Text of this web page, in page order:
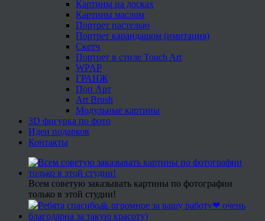
Картины на досках
Картины маслом
Портрет пастелью
Портрет карандашом (имитация)
Скетч
Портрет в стиле Touch Art
WPAP
ГРАНЖ
Поп Арт
Art Brush
Модульные картины
3D фигурка по фото
Идеи подарков
Контакты
Всем советую заказывать картины по фотографии
только в этой студии!